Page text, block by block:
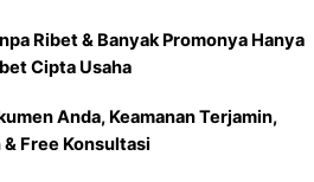
Ribet & Banyak Promonya Hanya
Cipta Usaha
Anda, Keamanan Terjamin,
& Free Konsultasi